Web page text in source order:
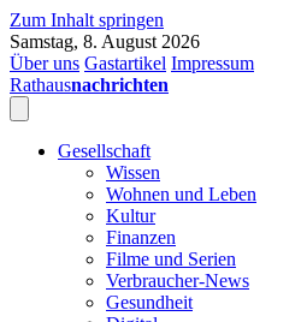
Zum Inhalt springen
Samstag, 8. August 2026
Über uns Gastartikel Impressum
Rathausnachrichten
Gesellschaft
Wissen
Wohnen und Leben
Kultur
Finanzen
Filme und Serien
Verbraucher-News
Gesundheit